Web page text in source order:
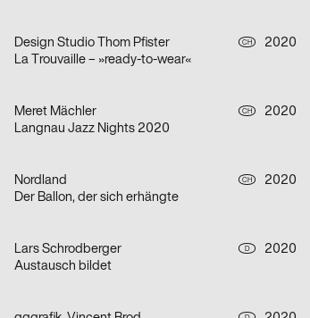
Design Studio Thom Pfister CH
2020
La Trouvaille – »ready-to-wear«
Meret Mächler CH
2020
Langnau Jazz Nights 2020
Nordland CH
2020
Der Ballon, der sich erhängte
Lars Schrodberger D
2020
Austausch bildet